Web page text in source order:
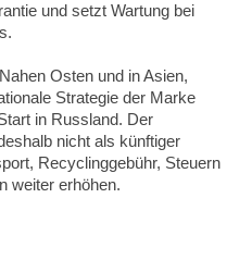
und setzt Wartung bei
Osten und in Asien,
Strategie der Marke
in Russland. Der
nicht als künftiger
Recyclinggebühr, Steuern
weiter erhöhen.